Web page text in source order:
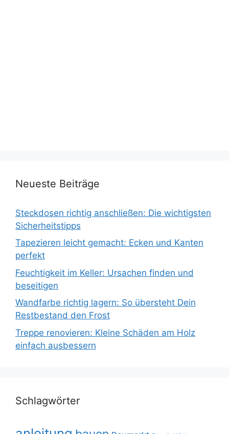
Neueste Beiträge
Steckdosen richtig anschließen: Die wichtigsten
Sicherheitstipps
Tapezieren leicht gemacht: Ecken und Kanten
perfekt
Feuchtigkeit im Keller: Ursachen finden und
beseitigen
Wandfarbe richtig lagern: So übersteht Dein
Restbestand den Frost
Treppe renovieren: Kleine Schäden am Holz
einfach ausbessern
Schlagwörter